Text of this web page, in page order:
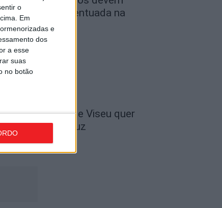
o
Em
e
dos
a esse
suas
no botão
de forma acentuada na
semana
2026
Académico de Viseu quer
Benfica na Luz